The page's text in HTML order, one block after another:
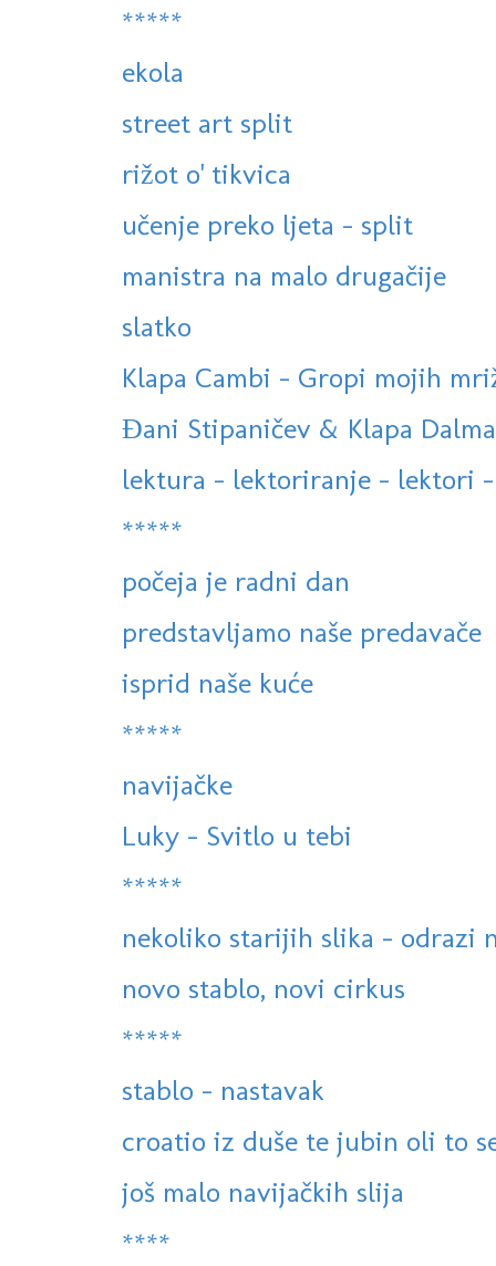
*****
ekola
street art split
rižot o' tikvica
učenje preko ljeta - split
manistra na malo drugačije
slatko
Klapa Cambi - Gropi mojih
Đani Stipaničev & Klapa
lektura - lektoriranje - lektori
*****
počeja je radni dan
predstavljamo naše predavače
isprid naše kuće
*****
navijačke
Luky - Svitlo u tebi
*****
nekoliko starijih slika - odrazi
novo stablo, novi cirkus
*****
stablo - nastavak
croatio iz duše te jubin oli to
još malo navijačkih slija
****